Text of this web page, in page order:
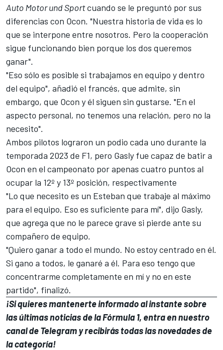
Auto Motor und Sportcuando se le preguntó por sus
diferencias con Ocon. "Nuestra historia de vida es lo
que se interpone entre nosotros. Pero la cooperación
sigue funcionando bien porque los dos queremos
ganar".
"Eso sólo es posible si trabajamos en equipo y dentro
del equipo", añadió el francés, que admite, sin
embargo, que Ocon y él siguen sin gustarse. "En el
aspecto personal, no tenemos una relación, pero no la
necesito".
Ambos pilotos lograron un podio cada uno durante la
temporada 2023 de F1, pero Gasly fue capaz de batir a
Ocon en el campeonato por apenas cuatro puntos al
ocupar la 12º y 13º posición, respectivamente
"Lo que necesito es un Esteban que trabaje al máximo
para el equipo. Eso es suficiente para mí", dijo Gasly,
que agrega que no le parece grave si pierde ante su
compañero de equipo.
"Quiero ganar a todo el mundo. No estoy centrado en él.
Si gano a todos, le ganaré a él. Para eso tengo que
concentrarme completamente en mí y no en este
partido", finalizó.
¡Si quieres mantenerte informado al instante sobre
las últimas noticias de la Fórmula 1, entra ennuestro
canal de Telegramy recibirás todas las novedades de
la categoría!